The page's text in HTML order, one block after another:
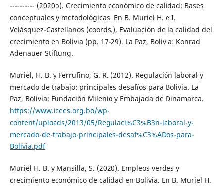
---------- (2020b). Crecimiento económico de calidad: Bases
conceptuales y metodológicas. En B. Muriel H. e I.
Velásquez-Castellanos (coords.), Evaluación de la calidad del
crecimiento en Bolivia (pp. 17-29). La Paz, Bolivia: Konrad
Adenauer Stiftung.
Muriel, H. B. y Ferrufino, G. R. (2012). Regulación laboral y
mercado de trabajo: principales desafíos para Bolivia. La
Paz, Bolivia: Fundación Milenio y Embajada de Dinamarca.
https://www.icees.org.bo/wp-
content/uploads/2013/05/Regulaci%C3%B3n-laboral-y-
mercado-de-trabajo-principales-desaf%C3%ADos-para-
Bolivia.pdf
Muriel H. B. y Mansilla, S. (2020). Empleos verdes y
crecimiento económico de calidad en Bolivia. En B. Muriel H.